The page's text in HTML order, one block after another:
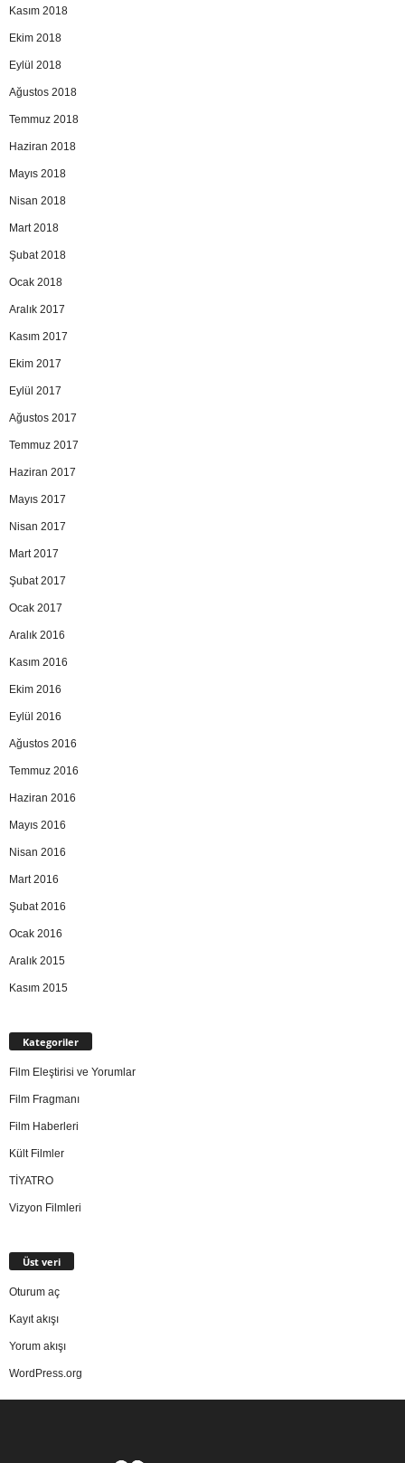
Kasım 2018
Ekim 2018
Eylül 2018
Ağustos 2018
Temmuz 2018
Haziran 2018
Mayıs 2018
Nisan 2018
Mart 2018
Şubat 2018
Ocak 2018
Aralık 2017
Kasım 2017
Ekim 2017
Eylül 2017
Ağustos 2017
Temmuz 2017
Haziran 2017
Mayıs 2017
Nisan 2017
Mart 2017
Şubat 2017
Ocak 2017
Aralık 2016
Kasım 2016
Ekim 2016
Eylül 2016
Ağustos 2016
Temmuz 2016
Haziran 2016
Mayıs 2016
Nisan 2016
Mart 2016
Şubat 2016
Ocak 2016
Aralık 2015
Kasım 2015
Kategoriler
Film Eleştirisi ve Yorumlar
Film Fragmanı
Film Haberleri
Kült Filmler
TİYATRO
Vizyon Filmleri
Üst veri
Oturum aç
Kayıt akışı
Yorum akışı
WordPress.org